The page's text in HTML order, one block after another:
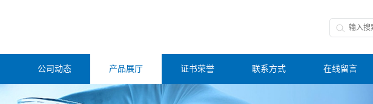
公司动态 产品展厅 证书荣誉 联系方式 在线留言